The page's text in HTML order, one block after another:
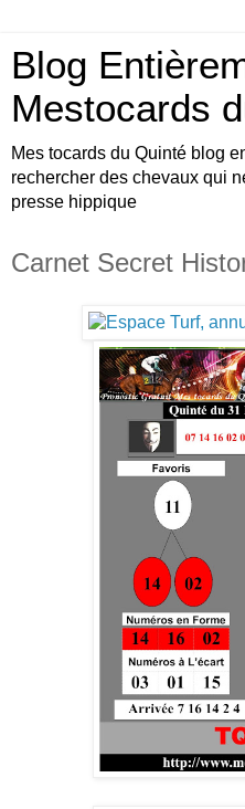
Blog
Mestocards
Mes tocards du Quinté blog
rechercher des chevaux qui
presse hippique
Carnet Secret